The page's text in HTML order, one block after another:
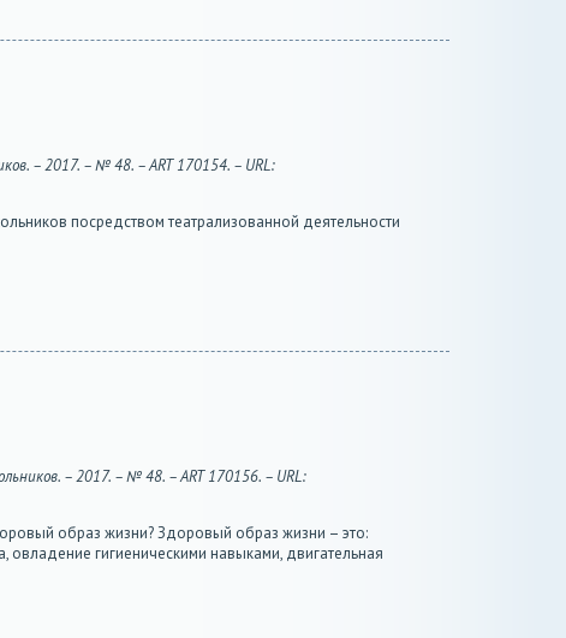
– 2017. – № 48. – ART 170154. – URL:
посредством театрализованной деятельности
– 2017. – № 48. – ART 170156. – URL:
образ жизни? Здоровый образ жизни – это:
гигиеническими навыками, двигательная